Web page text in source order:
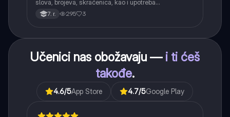
slova, brojeva, skraćenica, kao i upotreba
interpunkcije, sa posebnim fokusom na zarez u
složenoj rečenici.
7. r. 295 3
Učenici nas obožavaju — i ti ćeš
takođe.
4.6/5App Store 4.7/5Google Play